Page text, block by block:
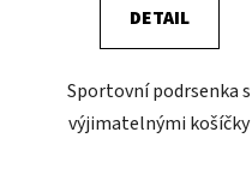
DETAIL
Sportovní podrsenka s
výjimatelnými košíčky